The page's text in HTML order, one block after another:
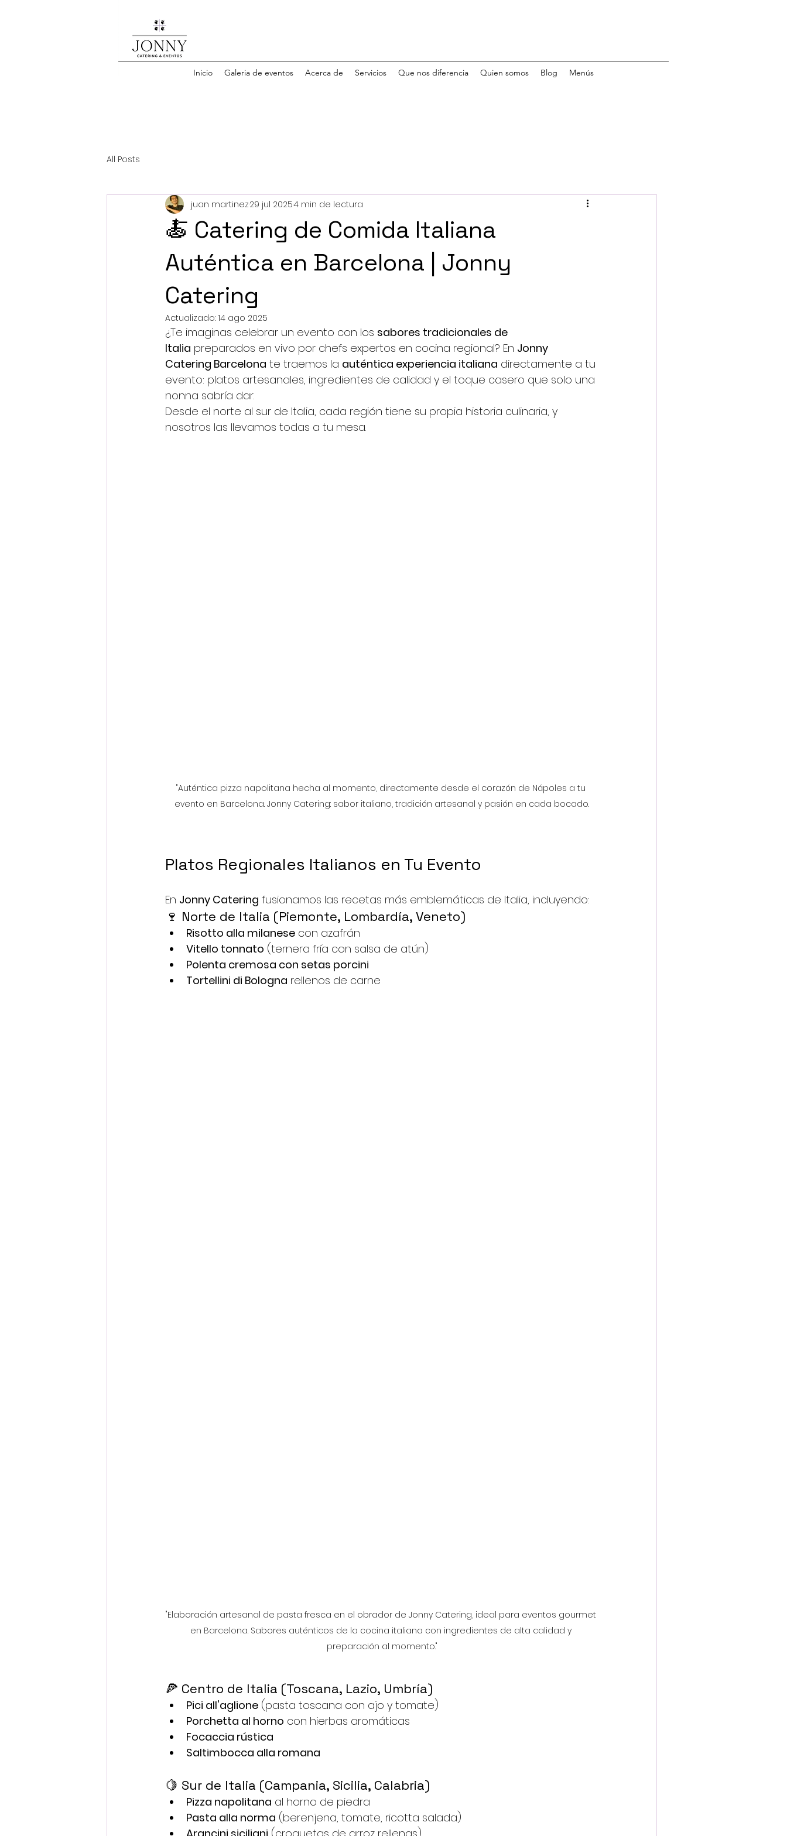
Inicio Galeria de eventos Acerca de Servicios Que nos diferencia Quien somos Blog Menús
All Posts
🍝 Catering de Comida Italiana
Auténtica en Barcelona | Jonny
Catering
juan martinez29 jul 20254 min de lectura
Actualizado: 14 ago 2025
¿Te imaginas celebrar un evento con los sabores tradicionales de
Italia preparados en vivo por chefs expertos en cocina regional? En Jonny
Catering Barcelona te traemos la auténtica experiencia italiana directamente a tu
evento: platos artesanales, ingredientes de calidad y el toque casero que solo una
nonna sabría dar.
Desde el norte al sur de Italia, cada región tiene su propia historia culinaria, y
nosotros las llevamos todas a tu mesa.
"Auténtica pizza napolitana hecha al momento, directamente desde el corazón de Nápoles a tu
evento en Barcelona. Jonny Catering: sabor italiano, tradición artesanal y pasión en cada bocado.
Platos Regionales Italianos en Tu Evento
En Jonny Catering fusionamos las recetas más emblemáticas de Italia, incluyendo:
🍷 Norte de Italia (Piemonte, Lombardía, Veneto)
Risotto alla milanese con azafrán
Vitello tonnato (ternera fría con salsa de atún)
Polenta cremosa con setas porcini
Tortellini di Bologna rellenos de carne
"Elaboración artesanal de pasta fresca en el obrador de Jonny Catering, ideal para eventos gourmet
en Barcelona. Sabores auténticos de la cocina italiana con ingredientes de alta calidad y
preparación al momento."
🍕 Centro de Italia (Toscana, Lazio, Umbría)
Pici all'aglione (pasta toscana con ajo y tomate)
Porchetta al horno con hierbas aromáticas
Focaccia rústica
Saltimbocca alla romana
🍋 Sur de Italia (Campania, Sicilia, Calabria)
Pizza napolitana al horno de piedra
Pasta alla norma (berenjena, tomate, ricotta salada)